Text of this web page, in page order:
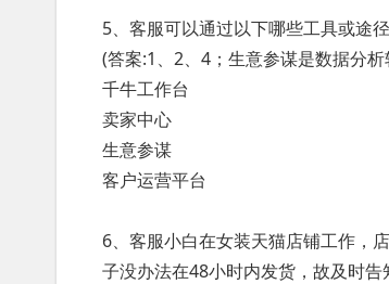
5、客服可以通过以下哪些工具或途
(答案:1、2、4；生意参谋是数据分
千牛工作台
卖家中心
生意参谋
客户运营平台
6、客服小白在女装天猫店铺工作，
子没办法在48小时内发货，故及时